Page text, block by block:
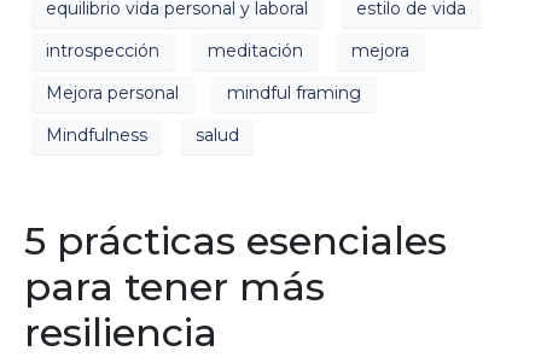
equilibrio vida personal y laboral
estilo de vida
introspección
meditación
mejora
Mejora personal
mindful framing
Mindfulness
salud
5 prácticas esenciales
para tener más
resiliencia